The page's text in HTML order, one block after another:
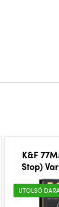
K&F
Stop)
CPL
in
UTOLSÓ